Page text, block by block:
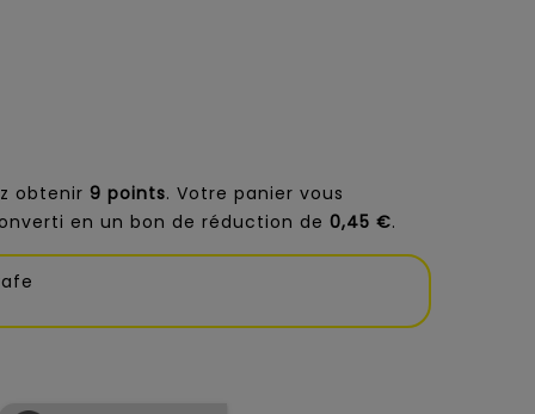
obtenir 9 points. Votre panier vous
en un bon de réduction de 0,45 €.